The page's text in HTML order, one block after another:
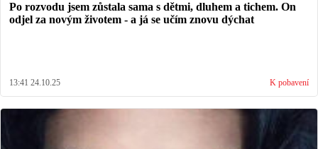
Po rozvodu jsem zůstala sama s dětmi, dluhem a tichem. On
odjel za novým životem - a já se učím znovu dýchat
13:41 24.10.25 K pobavení